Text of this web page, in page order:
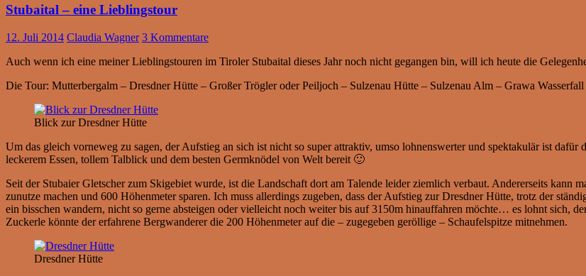
Stubaital – eine Lieblingstour
12. Juli 2014 Claudia Wagner 3 Kommentare
Auch wenn ich eine meiner Lieblingstouren im Tiroler Stubaital dieses Jahr noch nicht gegangen bin, will ich heute die
Die Tour: Mutterbergalm – Dresdner Hütte – Großer Trögler oder Peiljoch – Sulzenau Hütte – Sulzenau Alm – Grawa Wasserfall
Blick zur Dresdner Hütte
Um das gleich vorneweg zu sagen, der Aufstieg an sich ist nicht so super attraktiv, umso lohnenswerter und spektakulär ist
leckerem Essen, tollem Talblick und dem besten Germknödel von Welt bereit 🙂
Seit der Stubaier Gletscher zum Skigebiet wurde, ist die Landschaft dort am Talende leider ziemlich verbaut. Andererseits kann
zunutze machen und 600 Höhenmeter sparen. Ich muss allerdings zugeben, dass der Aufstieg zur Dresdner Hütte, trotz der
ein bisschen wandern, nicht so gerne absteigen oder vielleicht noch weiter bis auf 3150m hinauffahren möchte… es lohnt sich,
Zuckerle könnte der erfahrene Bergwanderer die 200 Höhenmeter auf die – zugegeben geröllige – Schaufelspitze mitnehmen.
Dresdner Hütte